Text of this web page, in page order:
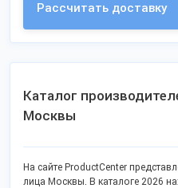
Рассчитать доставку
Каталог
Москвы
На сайте ProductCenter
лица Москвы. В каталоге 2026